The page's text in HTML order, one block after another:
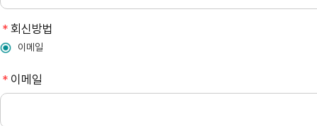
필
수
회신방법
이메일
필
수
이메일